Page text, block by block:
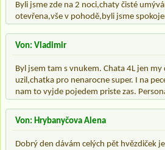
Byli jsme zde na 2 noci,chaty čisté
otevřena,vše v pohodě,byli jsme
Von: Vladimir
Byl jsem tam s vnukem. Chata 4L jen
uzil,chatka pro nenarocne super. I na
nam to vyjde pojedem priste zas.
Von: Hrybanyčova Alena
Dobrý den dávám celých pět hvězdiček